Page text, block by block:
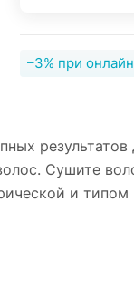
–3% при
результатов
Сушите
и